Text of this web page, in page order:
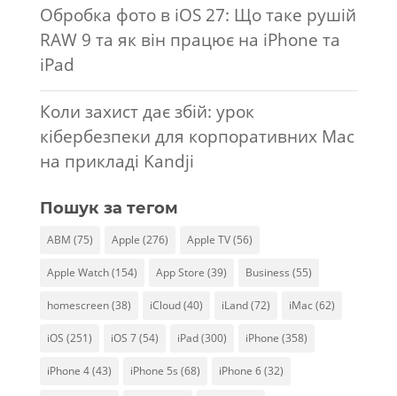
Обробка фото в iOS 27: Що таке рушій
RAW 9 та як він працює на iPhone та
iPad
Коли захист дає збій: урок
кібербезпеки для корпоративних Mac
на прикладі Kandji
Пошук за тегом
ABM (75) Apple (276) Apple TV(56)
Apple Watch(154) App Store (39) Business (55)
homescreen(38) iCloud(40) iLand(72) iMac (62)
iOS (251) iOS 7(54) iPad(300) iPhone (358)
iPhone 4(43) iPhone 5s (68) iPhone 6(32)